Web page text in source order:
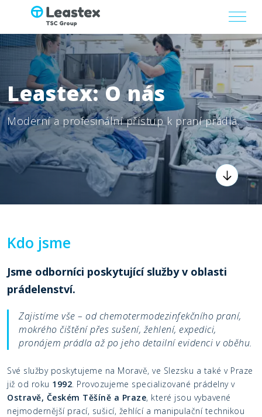
Leastex: O nás
Moderní a profesinální přístup k praní prádla.
Kdo jsme
Jsme odborníci poskytující služby v oblasti
prádelenství.
Zajistíme vše – od chemotermodezinfekčního praní,
mokrého čištění přes sušení, žehlení, expedici,
pronájem prádla až po jeho detailní evidenci v oběhu.
Své služby poskytujeme na Moravě, ve Slezsku a také v Praze
již od roku 1992. Provozujeme specializované prádelny v
Ostravě, Českém Těšíně a Praze, které jsou vybavené
nejmodernější prací, sušicí, žehlící a manipulační technikou